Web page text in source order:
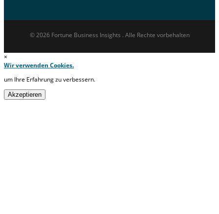
© 2026 Fortune Business Insights . Alle Rechte vorbehalten
×
Wir verwenden Cookies.
um Ihre Erfahrung zu verbessern.
Akzeptieren